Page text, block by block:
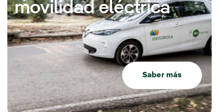
movilidad eléctrica
Saber más